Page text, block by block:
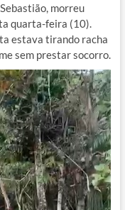
morreu
quarta-feira (10).
estava tirando racha
sem prestar socorro.